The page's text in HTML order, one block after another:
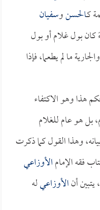
كـالحسنوسفيان
كان بول غلام أو بول
ما لم يطعما، فإذا
هذا وهو الاكتفاء
بل هو عام للغلام
وهذا القول كما ذكرت
فقه الإمامالأوزاعي
، يتبين أنالأوزاعيله